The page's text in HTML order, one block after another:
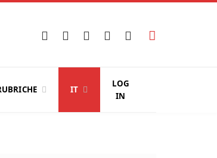
Facebook
X
Instagram
YouTubeLinkedIn
IT
LOG
IN